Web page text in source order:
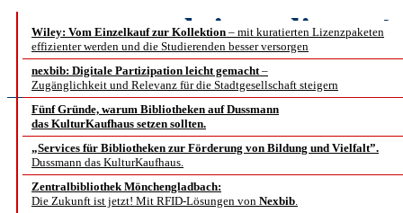
Wiley: Vom Einzelkauf zur Kollektion – mit kuratierten Lizenzpaketen
effizienter werden und die Studierenden besser versorgen
nexbib: Digitale Partizipation leicht gemacht–
Zugänglichkeit und Relevanz für die Stadtgesellschaft steigern
Fünf Gründe, warum Bibliotheken auf Dussmann
das KulturKaufhaus setzen sollten.
„Services für Bibliotheken zur Förderung von Bildung und Vielfalt”.
Dussmann das KulturKaufhaus.
Zentralbibliothek Mönchengladbach:
Die Zukunft ist jetzt! Mit RFID-Lösungen von Nexbib.
b.i.t.online4 /